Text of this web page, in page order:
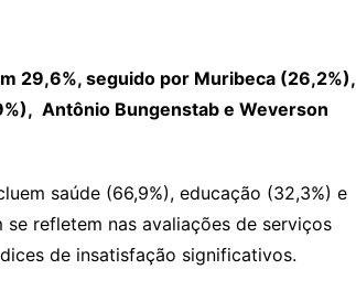
29,6%, seguido por Muribeca (26,2%),
Antônio Bungenstab e Weverson
saúde (66,9%), educação (32,3%) e
refletem nas avaliações de serviços
de insatisfação significativos.